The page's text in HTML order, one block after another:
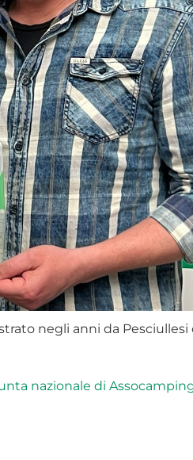
negli anni da Pesciullesi
nazionale di